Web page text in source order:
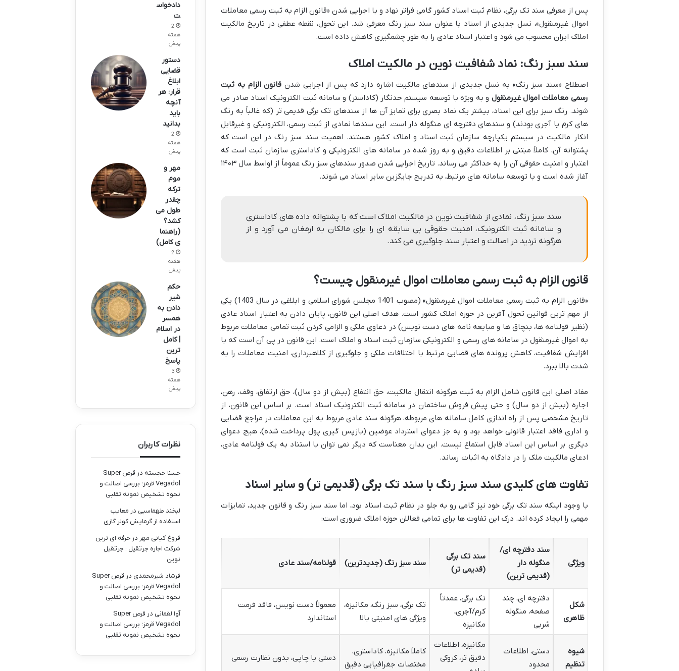
پس از معرفی سند تک برگی، نظام ثبت اسناد کشور گامی فراتر نهاد و با اجرایی شدن «قانون الزام به ثبت رسمی معاملات
اموال غیرمنقول»، نسل جدیدی از اسناد با عنوان سند سبز رنگ معرفی شد. این تحول، نقطه عطفی در تاریخ مالکیت
املاک ایران محسوب می شود و اعتبار اسناد عادی را به طور چشمگیری کاهش داده است.
سند سبز رنگ: نماد شفافیت نوین در مالکیت املاک
اصطلاح «سند سبز رنگ» به نسل جدیدی از سندهای مالکیت اشاره دارد که پس از اجرایی شدن قانون الزام به ثبت
رسمی معاملات اموال غیرمنقول و به ویژه با توسعه سیستم حدنگار (کاداستر) و سامانه ثبت الکترونیک اسناد صادر می
شوند. رنگ سبز برای این اسناد، بیشتر یک نماد بصری برای تمایز آن ها از سندهای تک برگی قدیمی تر (که غالباً به رنگ
های کرم یا آجری بودند) و سندهای دفترچه ای منگوله دار است. این سندها نمادی از ثبت رسمی، الکترونیکی و غیرقابل
انکار مالکیت در سیستم یکپارچه سازمان ثبت اسناد و املاک کشور هستند. اهمیت سند سبز رنگ در این است که
پشتوانه آن، کاملاً مبتنی بر اطلاعات دقیق و به روز شده در سامانه های الکترونیکی و کاداستری سازمان ثبت است که
اعتبار و امنیت حقوقی آن را به حداکثر می رساند. تاریخ اجرایی شدن صدور سندهای سبز رنگ عموماً از اواسط سال ۱۴۰۳
آغاز شده است و با توسعه سامانه های مرتبط، به تدریج جایگزین سایر اسناد می شوند.
سند سبز رنگ، نمادی از شفافیت نوین در مالکیت املاک است که با پشتوانه داده های کاداستری
و سامانه ثبت الکترونیک، امنیت حقوقی بی سابقه ای را برای مالکان به ارمغان می آورد و از
هرگونه تردید در اصالت و اعتبار سند جلوگیری می کند.
قانون الزام به ثبت رسمی معاملات اموال غیرمنقول چیست؟
«قانون الزام به ثبت رسمی معاملات اموال غیرمنقول» (مصوب 1401 مجلس شورای اسلامی و ابلاغی در سال 1403) یکی
از مهم ترین قوانین تحول آفرین در حوزه املاک کشور است. هدف اصلی این قانون، پایان دادن به اعتبار اسناد عادی
(نظیر قولنامه ها، بنچاق ها و مبایعه نامه های دست نویس) در دعاوی ملکی و الزامی کردن ثبت تمامی معاملات مربوط
به اموال غیرمنقول در سامانه های رسمی و الکترونیکی سازمان ثبت اسناد و املاک است. این قانون در پی آن است که با
افزایش شفافیت، کاهش پرونده های قضایی مرتبط با اختلافات ملکی و جلوگیری از کلاهبرداری، امنیت معاملات را به
شدت بالا ببرد.
مفاد اصلی این قانون شامل الزام به ثبت هرگونه انتقال مالکیت، حق انتفاع (بیش از دو سال)، حق ارتفاق، وقف، رهن،
اجاره (بیش از دو سال) و حتی پیش فروش ساختمان در سامانه ثبت الکترونیک اسناد است. بر اساس این قانون، از
تاریخ مشخصی پس از راه اندازی کامل سامانه های مربوطه، هرگونه سند عادی مربوط به این معاملات در مراجع قضایی
و اداری فاقد اعتبار قانونی خواهد بود و به جز دعوای استرداد عوضین (بازپس گیری پول پرداخت شده)، هیچ دعوای
دیگری بر اساس این اسناد قابل استماع نیست. این بدان معناست که دیگر نمی توان با استناد به یک قولنامه عادی،
ادعای مالکیت ملک را در دادگاه به اثبات رساند.
تفاوت های کلیدی سند سبز رنگ با سند تک برگی (قدیمی تر) و سایر اسناد
با وجود اینکه سند تک برگی خود نیز گامی رو به جلو در نظام ثبت اسناد بود، اما سند سبز رنگ و قانون جدید، تمایزات
مهمی را ایجاد کرده اند. درک این تفاوت ها برای تمامی فعالان حوزه املاک ضروری است:
ویژگی
سند دفترچه ای/
منگوله دار
(قدیمی ترین)
سند تک برگی
(قدیمی تر)
سند سبز رنگ (جدیدترین) قولنامه/سند عادی
شکل
ظاهری
دفترچه ای، چند
صفحه، منگوله
سُربی
تک برگی، عمدتاً
کرم/آجری،
مکانیزه
تک برگی، سبز رنگ، مکانیزه،
ویژگی های امنیتی بالا
معمولاً دست نویس، فاقد فرمت
استاندارد
شیوه
تنظیم
دستی، اطلاعات
محدود
مکانیزه، اطلاعات
دقیق تر، کروکی
کاملاً مکانیزه، کاداستری،
مختصات جغرافیایی دقیق
دستی یا چاپی، بدون نظارت رسمی
دادخواس
ت
2
هفته
پیش
دستور
قضایی
ابلاغ
قرار: هر
آنچه
باید
بدانید
2
هفته
پیش
مهر و
موم
ترکه
چقدر
طول می
کشد؟
(راهنما
ی کامل)
2
هفته
پیش
حکم
شیر
دادن به
همسر
در اسلام
| کامل
ترین
پاسخ
3
هفته
پیش
نظرات کاربران
حسنا خجسته در
قرص Super
Vegadol قرمز؛ بررسی اصالت و
نحوه تشخیص نمونه تقلبی
لبخند طهماسبی در معایب
استفاده از گرمایش کولر گازی
فروغ کیانی مهر در حرفه ای ترین
شرکت اجاره جرثقیل : جرثقیل
نوین
فرشاد شیرمحمدی در
قرص Super
Vegadol قرمز؛ بررسی اصالت و
نحوه تشخیص نمونه تقلبی
آوا لقمانی در
قرص Super
Vegadol قرمز؛ بررسی اصالت و
نحوه تشخیص نمونه تقلبی